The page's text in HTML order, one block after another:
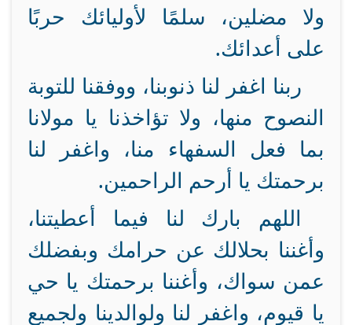
ولا مضلين، سلمًا لأوليائك حربًا
على أعدائك.
ربنا اغفر لنا ذنوبنا، ووفقنا للتوبة
النصوح منها، ولا تؤاخذنا يا مولانا
بما فعل السفهاء منا، واغفر لنا
برحمتك يا أرحم الراحمين.
اللهم بارك لنا فيما أعطيتنا،
وأغننا بحلالك عن حرامك وبفضلك
عمن سواك، وأغننا برحمتك يا حي
يا قيوم، واغفر لنا ولوالدينا ولجميع